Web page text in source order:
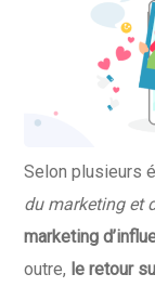
Selon plusieurs
du marketing et
marketing
outre, le retour